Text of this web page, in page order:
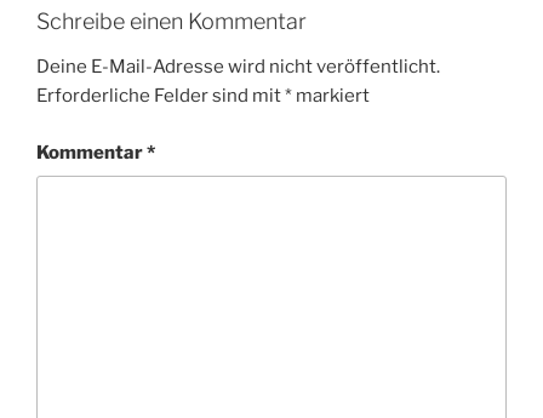
Schreibe einen Kommentar
Deine E-Mail-Adresse wird nicht veröffentlicht.
Erforderliche Felder sind mit* markiert
Kommentar*